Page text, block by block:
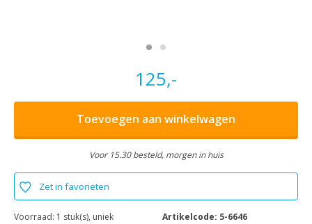
125,-
Toevoegen aan winkelwagen
Voor 15.30 besteld, morgen in huis
Zet in favorieten
Voorraad: 1 stuk(s), uniek
Artikelcode: 5-6646